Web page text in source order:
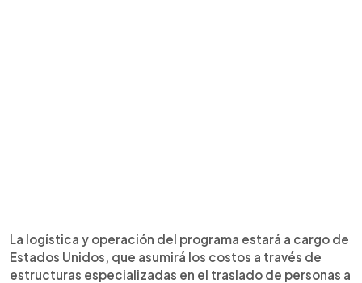
La logística y operación del programa estará a cargo de
Estados Unidos, que asumirá los costos a través de
estructuras especializadas en el traslado de personas a